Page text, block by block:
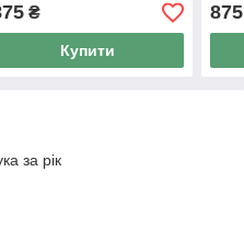
₴
Купити
875
за рік